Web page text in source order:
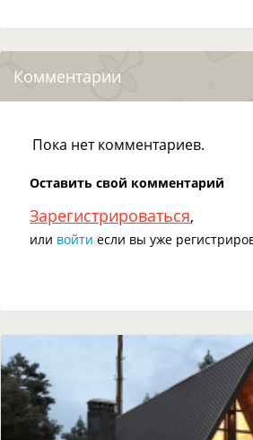
Комментарии
Пока нет комментариев.
Оставить свой комментарий
Зарегистрироваться,
или войти если вы уже